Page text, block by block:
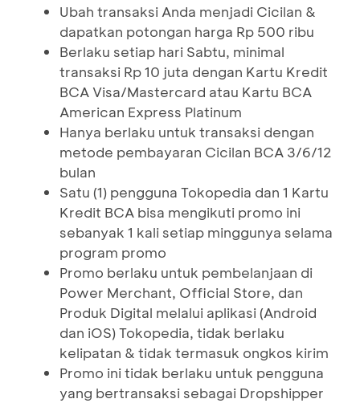
Ubah transaksi Anda menjadi Cicilan &
dapatkan potongan harga Rp 500 ribu
Berlaku setiap hari Sabtu, minimal
transaksi Rp 10 juta dengan Kartu Kredit
BCA Visa/Mastercard atau Kartu BCA
American Express Platinum
Hanya berlaku untuk transaksi dengan
metode pembayaran Cicilan BCA 3/6/12
bulan
Satu (1) pengguna Tokopedia dan 1 Kartu
Kredit BCA bisa mengikuti promo ini
sebanyak 1 kali setiap minggunya selama
program promo
Promo berlaku untuk pembelanjaan di
Power Merchant, Official Store, dan
Produk Digital melalui aplikasi (Android
dan iOS) Tokopedia, tidak berlaku
kelipatan & tidak termasuk ongkos kirim
Promo ini tidak berlaku untuk pengguna
yang bertransaksi sebagai Dropshipper